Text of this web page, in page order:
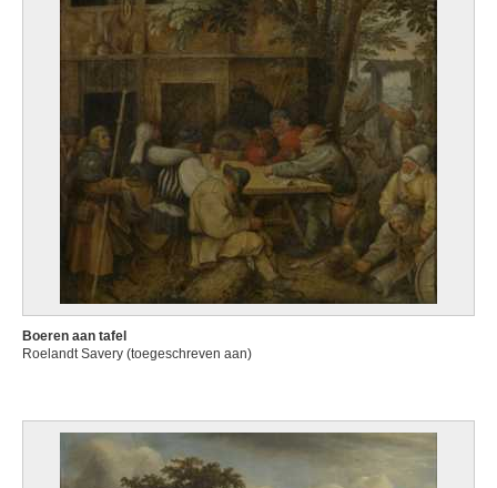
Boeren aan tafel
Roelandt Savery (toegeschreven aan)